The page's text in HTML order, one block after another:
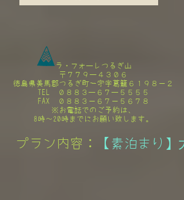
ラ・フォーレつるぎ山​
〒７７９ー４３０６
徳島県美馬郡つるぎ町一宇字葛籠６１９８－２
TEL ０８８３ー６７ー５５５５
FAX ０８８３－６７－５６７８
​※お電話でのご予約は、
8時～20時までにお願い致します。
プラン内容： 【素泊まり